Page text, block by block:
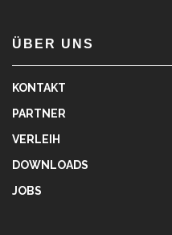
ÜBER UNS
KONTAKT
PARTNER
VERLEIH
DOWNLOADS
JOBS